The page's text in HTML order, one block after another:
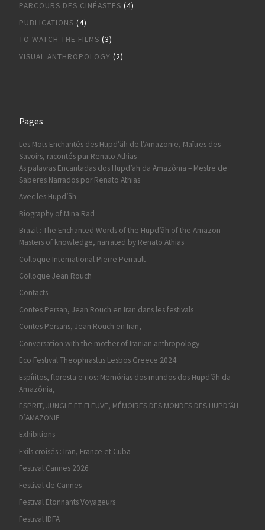
PARCOURS DES CINÉASTES (4)
PUBLICATIONS (4)
TO WATCH THE FILMS (3)
VISUAL ANTHROPOLOGY (2)
Pages
Les Mots Enchantés des Hupd’äh de l’Amazonie, Maîtres des
Savoirs, racontés par Renato Athias
As palavras Encantadas dos Hupd’äh da Amazônia – Mestre de
Saberes Narrados por Renato Athias
Avec les Hupd’äh
Biography of Mina Rad
Brazil : The Enchanted Words of the Hupd’äh of the Amazon –
Masters of knowledge, narrated by Renato Athias
Colloque International Pierre Perrault
Colloque Jean Rouch
Contacts
Contes Persan, Jean Rouch en Iran dans les festivals
Contes Persans, Jean Rouch en Iran,
Conversation with the mother of Iranian anthropology
Eco Festival Theophrastus Lesbos Greece 2024
Espíritos, floresta e rios: Memórias dos mundos dos Hupd’äh da
Amazônia,
ESPRIT, JUNGLE ET FLEUVE, MÉMOIRES DES MONDES DES HUPD’ÄH
D’AMAZONIE
Exhibitions
Exils croisés : Iran, France et Cuba
Festival Cannes 2026
Festival de Cannes
Festival Etonnants Voyageurs
Festival IDFA